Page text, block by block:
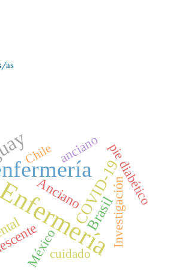
as
COVID-19
Brasil
Anciano pie diabético
Investigación
México
anciano
Chile
cuidado